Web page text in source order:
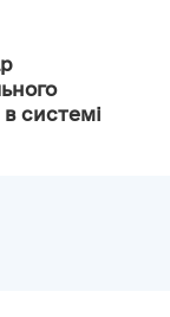
системі